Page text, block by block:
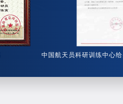
中国航天员科研训练中心